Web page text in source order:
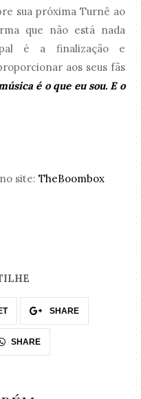
sua próxima Turnê ao
que não está nada
é a finalização e
aos seus fãs
é o que eu sou. E o
site:TheBoombox
SHARE
SHARE